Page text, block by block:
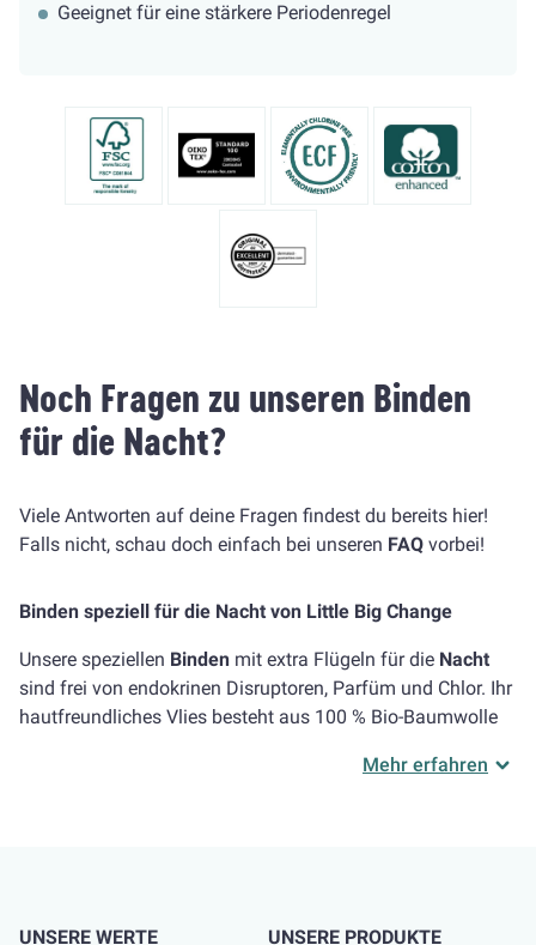
Geeignet für eine stärkere Periodenregel
Noch Fragen zu unseren Binden
für die Nacht?
Viele Antworten auf deine Fragen findest du bereits hier!
Falls nicht, schau doch einfach bei unseren FAQ vorbei!
Binden speziell für die Nacht von Little Big Change
Unsere speziellen Binden mit extra Flügeln für die Nacht
sind frei von endokrinen Disruptoren, Parfüm und Chlor. Ihr
hautfreundliches Vlies besteht aus 100 % Bio-Baumwolle
Mehr erfahren
UNSERE WERTE
UNSERE PRODUKTE